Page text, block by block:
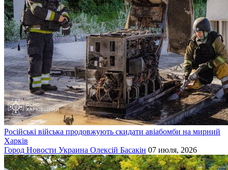
Російські війська продовжують скидати авіабомби на мирний
Харків
Город Новости Украина Олексій Басакін 07 июля, 2026